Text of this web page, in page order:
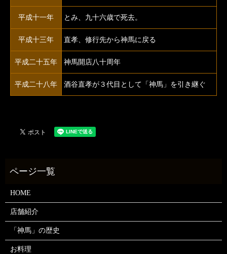
平成十一年 とみ、九十六歳で死去。
平成十三年 直孝、修行先から神馬に戻る
平成二十五年 神馬開店八十周年
平成二十八年 酒谷直孝が３代目として「神馬」を引き継ぐ
HOME
店舗紹介
「神馬」の歴史
お料理